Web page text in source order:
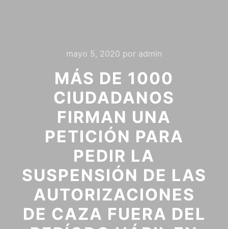
mayo 5, 2020 por admin
MÁS DE 1000
CIUDADANOS
FIRMAN UNA
PETICIÓN PARA
PEDIR LA
SUSPENSIÓN DE LAS
AUTORIZACIONES
DE CAZA FUERA DEL